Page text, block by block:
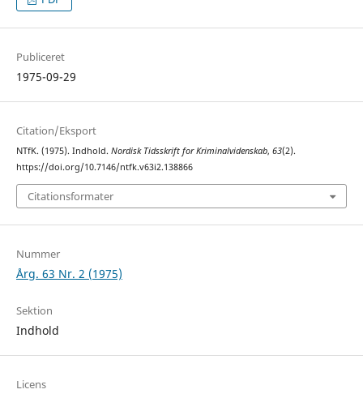
Publiceret
1975-09-29
Citation/Eksport
NTfK. (1975). Indhold. Nordisk Tidsskrift for Kriminalvidenskab, 63(2).
https://doi.org/10.7146/ntfk.v63i2.138866
Citationsformater
Nummer
Årg. 63 Nr. 2 (1975)
Sektion
Indhold
Licens